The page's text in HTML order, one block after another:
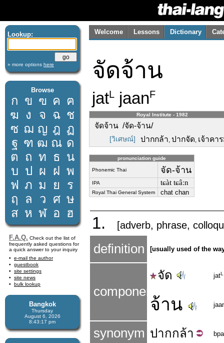
Lookup:
» more options here
Browse
ก ข ฃ ค ฅ
ฆ ง จ ฉ ช
ซ ฌ ญ ฎ ฏ
ฐ ฑ ฒ ณ ด
ต ถ ท ธ น
บ ป ผ ฝ พ
ฟ ภ ม ย
ร
ฤ
ล ว ศ ษ
ส ห ฬ อ ฮ
F.A.Q. Check out the list of
frequently asked questions for
a quick answer to your inquiry
e-mail the author
guestbook
site settings
site news
bulk lookup
Bangkok
Thursday
August 6, 2026
8:43:18 pm
Welcome Lessons Dictionary
จัดจ้าน
jatL jaanF
Royal Institute - 1982
จัดจ้าน /จัด-จ้าน/
[วิเศษณ์] ปากกล้า, ปากจัด, เจ้าคา
pronunciation guide
Phonemic Thai จัด-จ้าน
IPA tɕàt tɕâːn
Royal Thai General System chat chan
1. [adverb, phrase,
definition [usually used of the
components
จัด jatL
จ้าน
synonym ปากกล้า